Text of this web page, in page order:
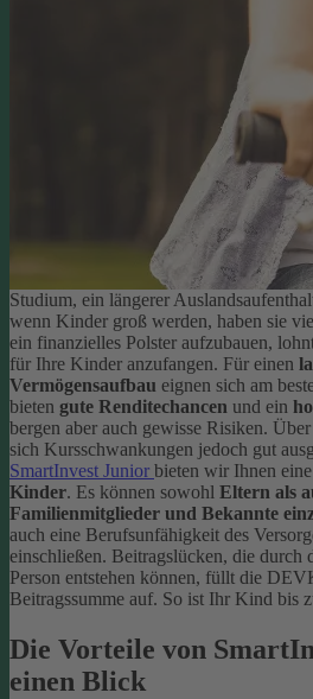
Studium, ein längerer
wenn Kinder groß werden, haben sie
ein finanzielles Polster aufzubauen,
für Ihre Kinder anzufangen. Für einen
Vermögensaufbau eignen sich am
bieten gute Renditechancen und ein
bergen aber auch gewisse Risiken.
sich Kursschwankungen jedoch gut
SmartInvest Junior bieten wir Ihnen eine
Kinder. Es können sowohl Eltern als
Familienmitglieder und Bekannte
auch eine Berufsunfähigkeit des
einschließen. Beitragslücken, die durch
Person entstehen können, füllt die
Beitragssumme auf. So ist Ihr Kind bis
Die Vorteile von
einen Blick